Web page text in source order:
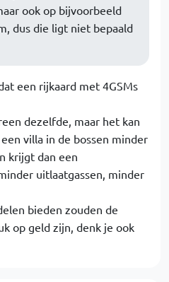
ook op bijvoorbeeld
dus die ligt niet bepaald
een rijkaard met 4GSMs
dezelfde, maar het kan
villa in de bossen minder
krijgt dan een
uitlaatgassen, minder
bieden zouden de
op geld zijn, denk je ook